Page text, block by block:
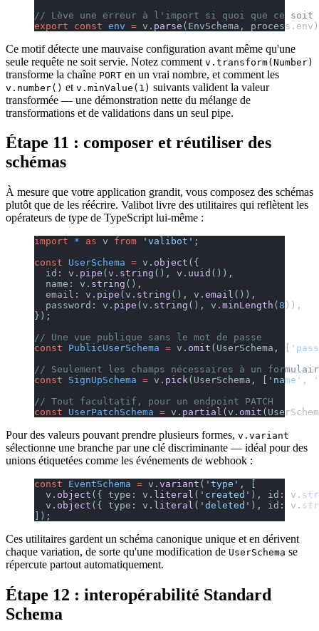
// Lève une erreur à l'import si quoi que ce soit
export const env = v. parse (EnvSchema,
Ce motif détecte une mauvaise configuration avant même qu'une
seule requête ne soit servie. Notez comment v.transform(Number)
transforme la chaîne PORT en un vrai nombre, et comment les
v.number() et v.minValue(1) suivants valident la valeur
transformée — une démonstration nette du mélange de
transformations et de validations dans un seul pipe.
Étape 11 : composer et réutiliser des
schémas
À mesure que votre application grandit, vous composez des schémas
plutôt que de les réécrire. Valibot livre des utilitaires qui reflètent les
opérateurs de type de TypeScript lui-même :
import * as v from 'valibot' ;
const UserSchema = v. object ({
  id: v.
pipe (v. string (), v. uuid ()),
  name: v.
string (),
  email: v.
pipe (v. string (), v. email ()),
  password: v.
pipe (v. string (), v. minLength ( 8 )),
});
// Une vue publique sans le mot de passe
const PublicUserSchema = v. omit (UserSchema, [
// Seulement les champs nécessaires à un
const SignUpSchema = v. pick(UserSchema, [ 'name' ,
// Tout facultatif, pour un endpoint PATCH
const UserPatchSchema = v. partial (v. omit
Pour des valeurs pouvant prendre plusieurs formes, v.variant
sélectionne une branche par une clé discriminante — idéal pour des
unions étiquetées comme les événements de webhook :
const EventSchema = v. variant ( 'type' , [
  v.
object ({ type: v. literal ( 'created' ), id: v.
  v.
object ({ type: v. literal ( 'deleted' ), id: v.
]);
Ces utilitaires gardent un schéma canonique unique et en dérivent
chaque variation, de sorte qu'une modification de UserSchema se
répercute partout automatiquement.
Étape 12 : interopérabilité Standard
Schema